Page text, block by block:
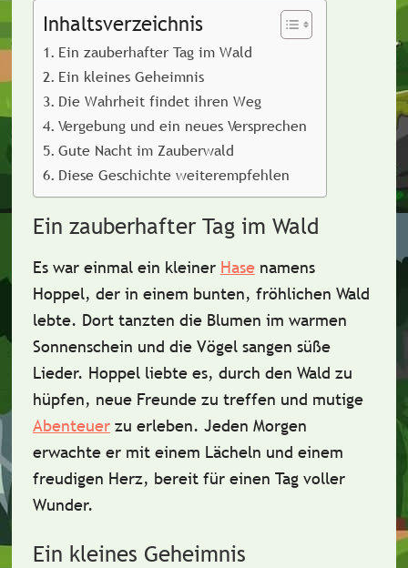
Inhaltsverzeichnis
Ein zauberhafter Tag im Wald
Ein kleines Geheimnis
Die Wahrheit findet ihren Weg
Vergebung und ein neues Versprechen
Gute Nacht im Zauberwald
Diese Geschichte weiterempfehlen
Ein zauberhafter Tag im Wald
Es war einmal ein kleiner Hasenamens
Hoppel, der in einem bunten, fröhlichen Wald
lebte. Dort tanzten die Blumen im warmen
Sonnenschein und die Vögel sangen süße
Lieder. Hoppel liebte es, durch den Wald zu
hüpfen, neue Freunde zu treffen und mutige
Abenteuerzu erleben. Jeden Morgen
erwachte er mit einem Lächeln und einem
freudigen Herz, bereit für einen Tag voller
Wunder.
Ein kleines Geheimnis